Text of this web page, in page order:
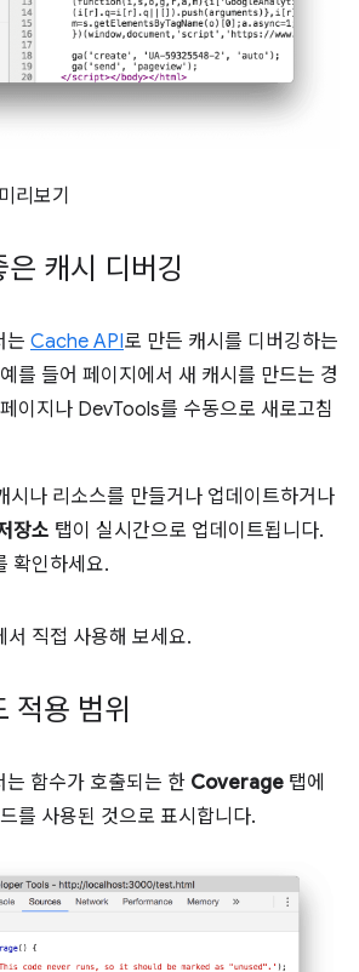
리보기
캐시 디버깅
는 Cache API로 만든 캐시를 디버깅하는
를 들어 페이지에서 새 캐시를 만드는 경
이지나 DevTools를 수동으로 새로고침
나 리소스를 만들거나 업데이트하거나
장소 탭이 실시간으로 업데이트됩니다.
확인하세요.
서 직접 사용해 보세요.
적용 범위
함수가 호출되는 한 Coverage 탭에
를 사용된 것으로 표시합니다.